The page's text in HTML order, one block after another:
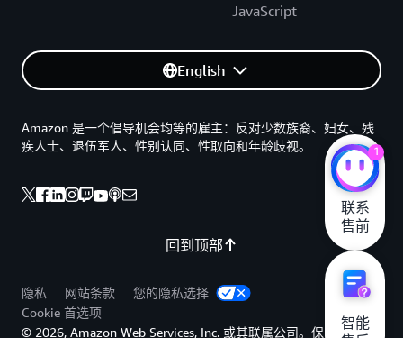
JavaScript
English
回到顶部
Amazon 是一个倡导机会均等的雇主：反对少数族裔、妇女、残
疾人士、退伍军人、性别认同、性取向和年龄歧视。
隐私 网站条款
您的隐私选择
Cookie 首选项
© 2026, Amazon Web Services, Inc. 或其联属公司。保留所有权
1
联系
售前
智能